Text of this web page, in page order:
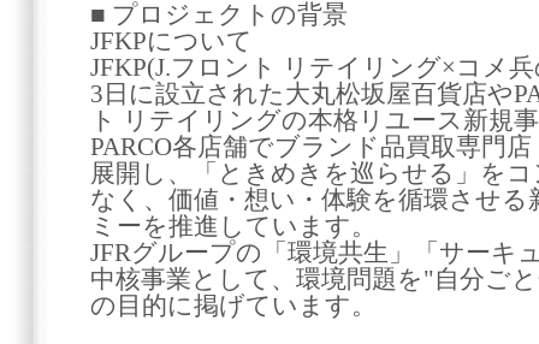
■ プロジェクトの背景
JFKPについて
JFKP(J.フロント リテイリング×コメ
3日に設立された大丸松坂屋百貨店や
ト リテイリングの本格リユース新規
PARCO各店舗でブランド品買取専門
展開し、「ときめきを巡らせる」を
なく、価値・想い・体験を循環させ
ミーを推進しています。
JFRグループの「環境共生」「サーキ
中核事業として、環境問題を"自分ご
の目的に掲げています。